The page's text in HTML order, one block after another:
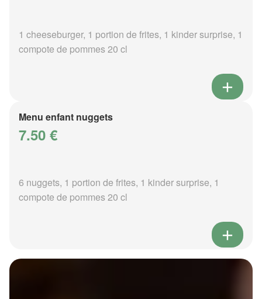
1 cheeseburger, 1 portion de frites, 1 kinder surprise, 1
compote de pommes 20 cl
Menu enfant nuggets
7.50 €
6 nuggets, 1 portion de frites, 1 kinder surprise, 1
compote de pommes 20 cl